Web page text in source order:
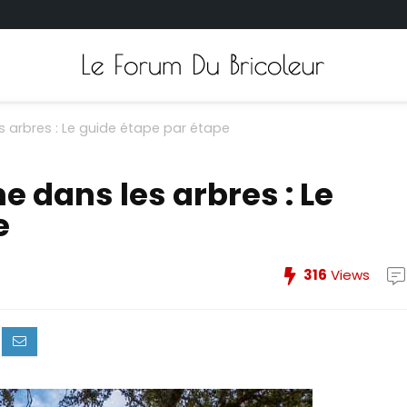
arbres : Le guide étape par étape
dans les arbres : Le
316 Views